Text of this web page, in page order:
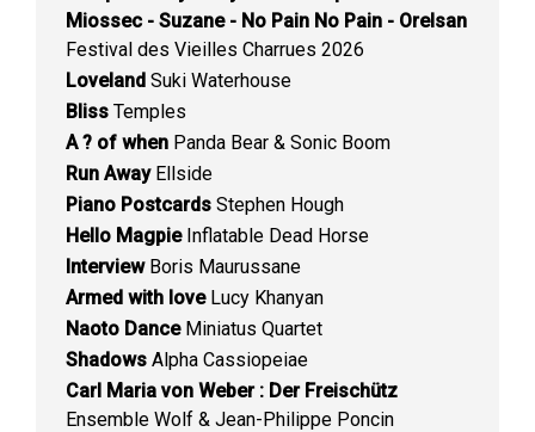
Miossec - Suzane - No Pain No Pain - Orelsan
Festival des Vieilles Charrues 2026
Loveland Suki Waterhouse
Bliss Temples
A ? of when Panda Bear & Sonic Boom
Run AwayEllside
Piano Postcards Stephen Hough
Hello MagpieInflatable Dead Horse
InterviewBoris Maurussane
Armed with loveLucy Khanyan
Naoto DanceMiniatus Quartet
Shadows Alpha Cassiopeiae
Carl Maria von Weber : Der Freischütz
Ensemble Wolf & Jean-Philippe Poncin